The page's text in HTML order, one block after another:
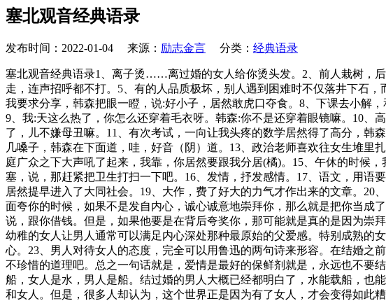
塞北观音经典语录
发布时间：2022-01-04 来源： 励志金言 分类： 经典语录
塞北观音经典语录1、离子烫……离过婚的女人给你烫头发。2、前人栽树，
走，连声招呼都不打。5、有的人品质极坏，别人遇到困难时不仅落井下石
我要求分享，韩森把眼一瞪，说:好小子，居然敢虎口夺食。8、下课去小解
9、我:天这么热了，你怎么还穿着毛衣呀。韩森:你不是还穿着眼镜嘛。10
了，儿不嫌母丑嘛。11、有次考试，一向让我头疼的数学居然得了高分，韩
几嗓子，韩森在下面道，哇，好音（阴）道。13、政治老师喜欢往女生堆
庭广众之下大声吼了起来，我靠，你居然要跟我分居(橘)。15、午休的时候
塞，说，那赶紧把卫生打扫一下吧。16、发情，抒发感情。17、语文，用
居然提早进入了大同社会。19、大作，费了好大的力气才作出来的文章。
面夸你的时候，如果不是发自内心，诚心诚意地崇拜你，那么就是把你当成
说，跟你借钱。但是，如果他要是在背后夸奖你，那可能就是真的是因为崇
幼稚的女人让男人通常可以满足内心深处那种最原始的父爱感。特别成熟的
心。23、男人对待女人的态度，完全可以用鲁迅的两句诗来形容。在结婚之
不珍惜的道理吧。总之一句话就是，爱情是最好的保鲜剂就是，永远也不要
船，女人是水，男人是船。结过婚的男人大概已经都明白了，水能载船，也
和女人。但是，很多人却认为，这个世界正是因为有了女人，才会变得如此